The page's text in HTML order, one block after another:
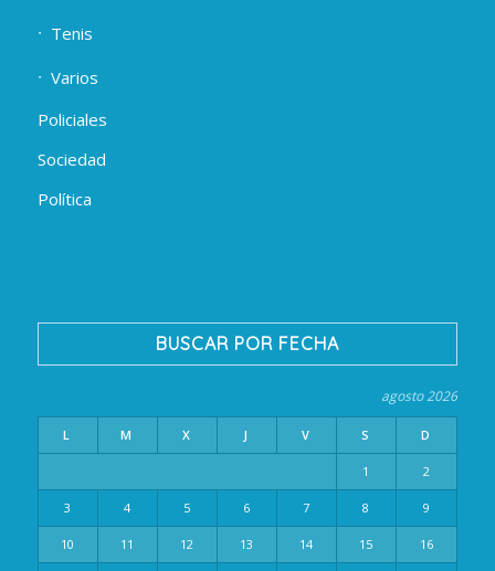
Tenis
Varios
Policiales
Sociedad
Política
BUSCAR POR FECHA
agosto 2026
L M X J V S D
1 2
3 4 5 6 7 8 9
10 11 12 13 14 15 16